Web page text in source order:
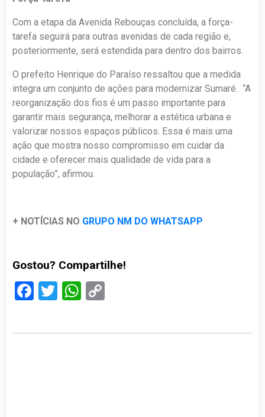
Com a etapa da Avenida Rebouças concluída, a força-
tarefa seguirá para outras avenidas de cada região e,
posteriormente, será estendida para dentro dos bairros.
O prefeito Henrique do Paraíso ressaltou que a medida
integra um conjunto de ações para modernizar Sumaré. “A
reorganização dos fios é um passo importante para
garantir mais segurança, melhorar a estética urbana e
valorizar nossos espaços públicos. Essa é mais uma
ação que mostra nosso compromisso em cuidar da
cidade e oferecer mais qualidade de vida para a
população”, afirmou.
+ NOTÍCIAS NO GRUPO NM DO WHATSAPP
Gostou? Compartilhe!
Facebook
TwitterWhatsApp